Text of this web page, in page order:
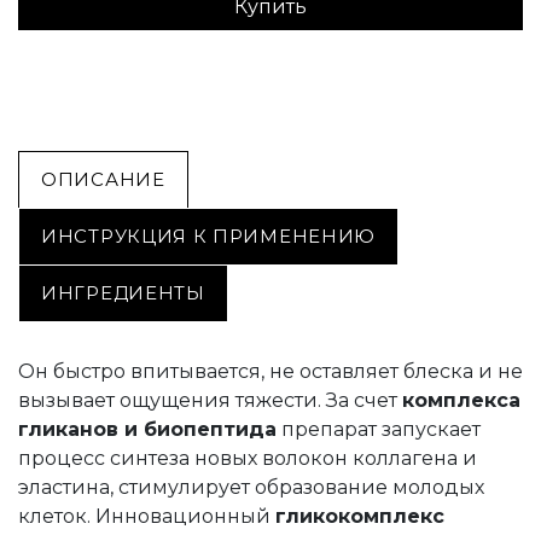
Купить
ОПИСАНИЕ
ИНСТРУКЦИЯ К ПРИМЕНЕНИЮ
ИНГРЕДИЕНТЫ
Он быстро впитывается, не оставляет блеска и не
вызывает ощущения тяжести. За счет комплекса
гликанов и биопептида препарат запускает
процесс синтеза новых волокон коллагена и
эластина, стимулирует образование молодых
клеток. Инновационный гликокомплекс